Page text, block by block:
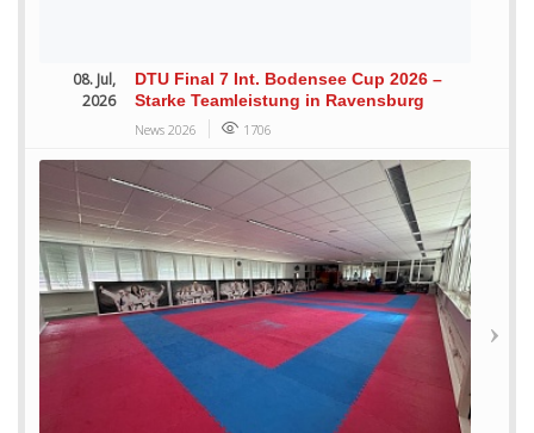
08. Jul,
2026
DTU Final 7 Int. Bodensee Cup 2026 –
Starke Teamleistung in Ravensburg
News 2026 1706